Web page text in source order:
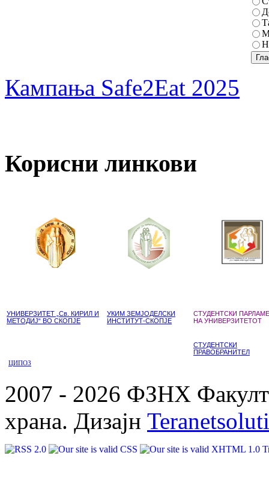
Кампања Safe2Eat 2025
Корисни линкови
УНИВЕРЗИТЕТ „Св. КИРИЛ И
МЕТОДИЈ“ ВО СКОПЈЕ
УКИМ ЗЕМЈОДЕЛСКИ
ИНСТИТУТ-СКОПЈЕ
СТУДЕНТСКИ
НА УНИВЕРЗИТЕТОТ
СТУДЕНТСКИ
ПРАВОБРАНИТЕЛ
ЦИПОЗ
2007 - 2026 ФЗНХ
храна. Дизајн